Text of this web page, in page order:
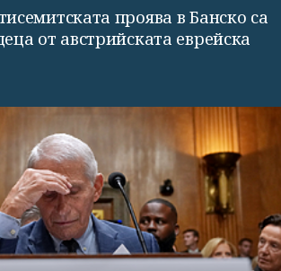
проява в Банско са
от австрийската еврейска